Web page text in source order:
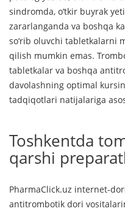
sindromda, o‘tkir buyrak
zararlanganda va boshqa
so‘rib oluvchi tabletkalarni
qilish mumkin emas.
tabletkalar va boshqa
davolashning optimal
tadqiqotlari natijalariga
Toshkentda
qarshi
PharmaClick.uz internet-
antitrombotik dori